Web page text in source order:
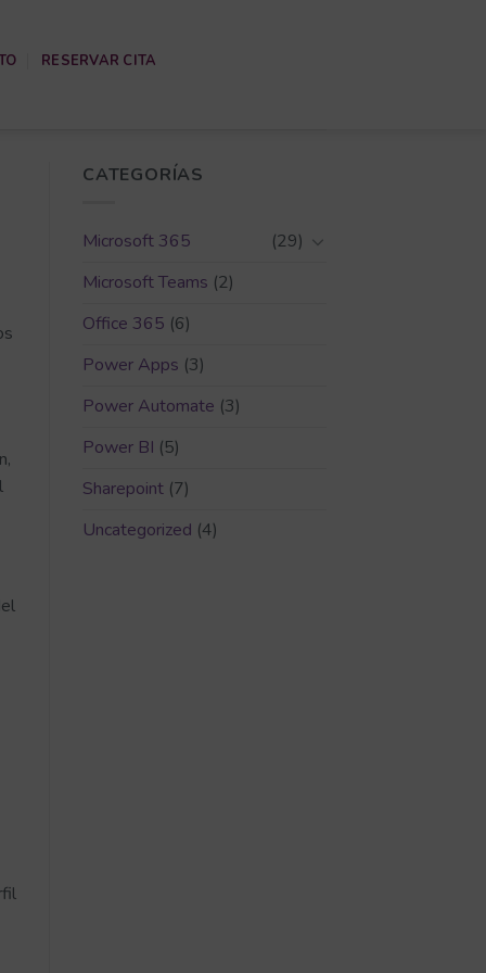
RESERVAR CITA
CATEGORÍAS
Microsoft 365
(29)
Microsoft Teams (2)
Office 365 (6)
Power Apps (3)
Power Automate (3)
Power BI (5)
Sharepoint (7)
Uncategorized (4)